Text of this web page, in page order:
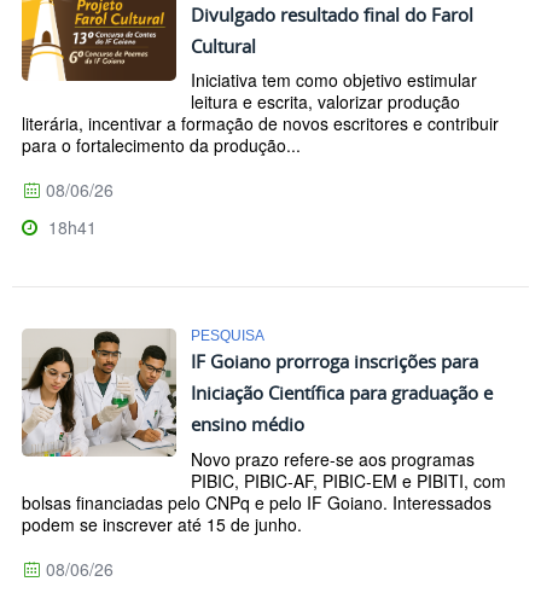
Divulgado resultado final do Farol
Cultural
Iniciativa tem como objetivo estimular
leitura e escrita, valorizar produção
literária, incentivar a formação de novos escritores e contribuir
para o fortalecimento da produção...
08/06/26
18h41
PESQUISA
IF Goiano prorroga inscrições para
Iniciação Científica para graduação e
ensino médio
Novo prazo refere-se aos programas
PIBIC, PIBIC-AF, PIBIC-EM e PIBITI, com
bolsas financiadas pelo CNPq e pelo IF Goiano. Interessados
podem se inscrever até 15 de junho.
08/06/26